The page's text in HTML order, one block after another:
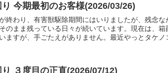
今期最初のお客様(2026/03/26)
終わり、有害獣駆除期間にはいりましたが、残念な
のまま残っている日々が続いています。現在は、箱
ますが、手ごたえがありません。最近やっとタケノ
３度目の正直(2026/07/12)